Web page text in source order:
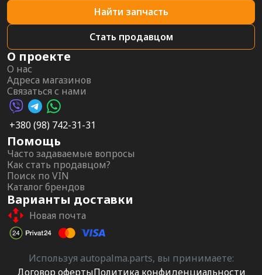
Найти запчасть
Стать продавцом
О проекте
О нас
Адреса магазинов
Связаться с нами
Viber AutoPalma
Telegram AutoPalma
WhatsApp AutoPalma
+380 (98) 742-31-31
Помощь
Часто задаваемые вопросы
Как стать продавцом?
Поиск по VIN
Каталог брендов
Варианты доставки
Новая почта
Используя autopalma.parts, вы принимаете:
Договор офертыПолитика конфиденциальности